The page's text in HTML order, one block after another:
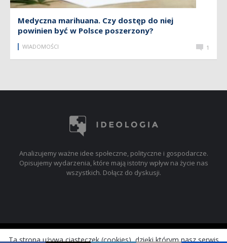
Medyczna marihuana. Czy dostęp do niej
powinien być w Polsce poszerzony?
WIADOMOŚCI 1
Analizujemy ważne idee społeczne, polityczne i gospodarcze.
Opisujemy wydarzenia, które mają istotny wpływ na życie nas
wszystkich. Dołącz do dyskusji.
© 2017-2019 ideologia.pl
Ta strona używa ciasteczek (cookies), dzięki którym nasz serwis